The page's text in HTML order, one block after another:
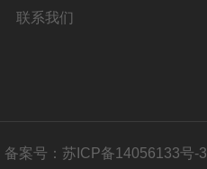
联系我们
备案号：苏ICP备14056133号-3